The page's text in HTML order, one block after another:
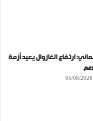
ارتفاع الغازوال يعيد أزمة
05/08/2026